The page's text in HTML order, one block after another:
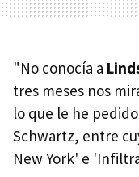
"No conocía a
tres meses nos
lo que le he
Schwartz, entre
New York' e